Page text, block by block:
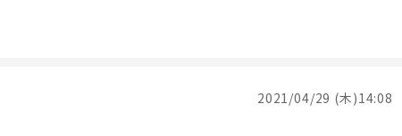
2021/04/29 (木)14:08